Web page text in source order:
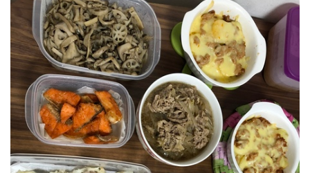
来月もよろしくお願いします！
○ローストビーフ
○海鮮マリネ
○きのことれんこんのガーリック炒め
○豚肉焼売
○鮭の素揚げ
○ポテトと挽肉のチーズ重ね焼き
○ウインナーのアメリカンドッグ風
○鶏肉と野菜たっぷりじゃがバターコンソメ
○玉ねぎたっぷり牛丼
○もやしと人参のナムル